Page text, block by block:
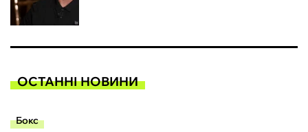
ОСТАННІ НОВИНИ
Бокс